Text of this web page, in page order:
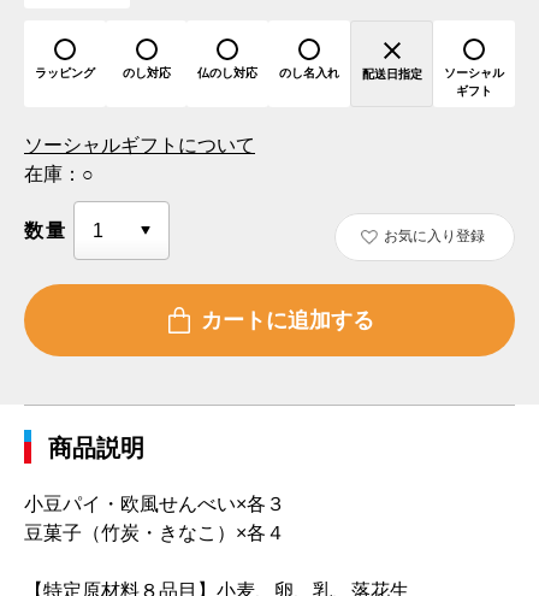
ラッピング のし対応 仏のし対応 のし名入れ 配送日指定
ソーシャル
ギフト
ソーシャルギフトについて
在庫： ○
数量 お気に入り登録
商品説明
小豆パイ・欧風せんべい×各３
豆菓子（竹炭・きなこ）×各４
【特定原材料８品目】小麦、卵、乳、落花生